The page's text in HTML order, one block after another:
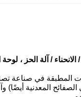
المطبقة في صناعة
الصفائح المعدنية